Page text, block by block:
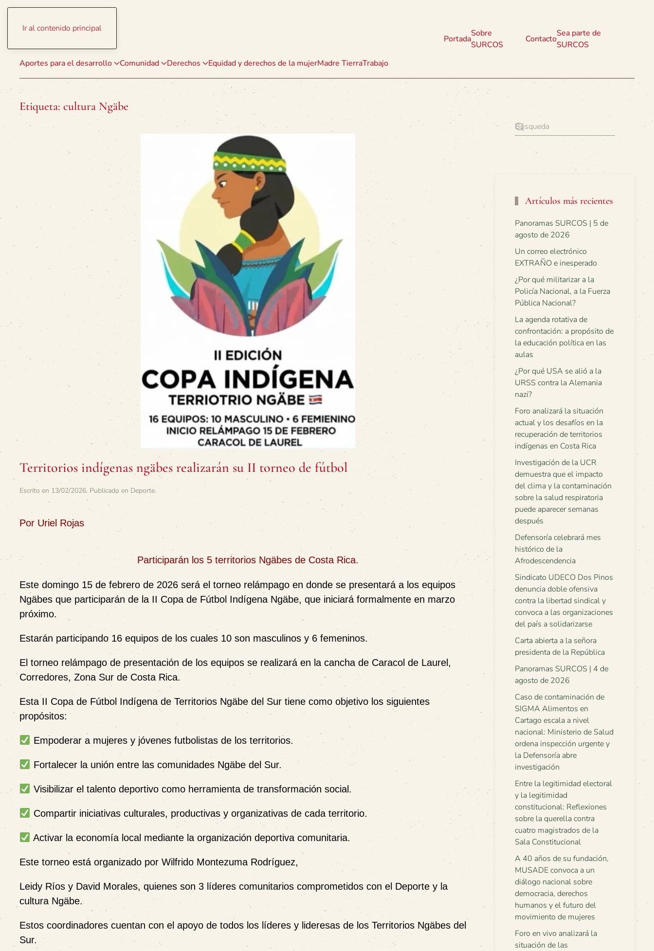
Ir al contenido principal
Aportes para el desarrollo Comunidad Derechos Equidad y derechos de la mujerMadre TierraTrabajo
Portada
Sobre
SURCOS
Contacto
Sea parte de
SURCOS
Etiqueta: cultura Ngäbe
Territorios indígenas ngäbes realizarán su II torneo de fútbol
Escrito en 13/02/2026. Publicado en Deporte.
Por Uriel Rojas
Participarán los 5 territorios Ngäbes de Costa Rica.
Este domingo 15 de febrero de 2026 será el torneo relámpago en donde se presentará a los equipos
Ngäbes que participarán de la II Copa de Fútbol Indígena Ngäbe, que iniciará formalmente en marzo
próximo.
Estarán participando 16 equipos de los cuales 10 son masculinos y 6 femeninos.
El torneo relámpago de presentación de los equipos se realizará en la cancha de Caracol de Laurel,
Corredores, Zona Sur de Costa Rica.
Esta II Copa de Fútbol Indígena de Territorios Ngäbe del Sur tiene como objetivo los siguientes
propósitos:
Empoderar a mujeres y jóvenes futbolistas de los territorios.
Fortalecer la unión entre las comunidades Ngäbe del Sur.
Visibilizar el talento deportivo como herramienta de transformación social.
Compartir iniciativas culturales, productivas y organizativas de cada territorio.
Activar la economía local mediante la organización deportiva comunitaria.
Este torneo está organizado por Wilfrido Montezuma Rodríguez,
Leidy Ríos y David Morales, quienes son 3 líderes comunitarios comprometidos con el Deporte y la
cultura Ngäbe.
Estos coordinadores cuentan con el apoyo de todos los líderes y lideresas de los Territorios Ngäbes del
Sur.
Artículos más recientes
Panoramas SURCOS | 5 de
agosto de 2026
Un correo electrónico
EXTRAÑO e inesperado
¿Por qué militarizar a la
Policía Nacional, a la Fuerza
Pública Nacional?
La agenda rotativa de
confrontación: a propósito de
la educación política en las
aulas
¿Por qué USA se alió a la
URSS contra la Alemania
nazi?
Foro analizará la situación
actual y los desafíos en la
recuperación de territorios
indígenas en Costa Rica
Investigación de la UCR
demuestra que el impacto
del clima y la contaminación
sobre la salud respiratoria
puede aparecer semanas
después
Defensoría celebrará mes
histórico de la
Afrodescendencia
Sindicato UDECO Dos Pinos
denuncia doble ofensiva
contra la libertad sindical y
convoca a las organizaciones
del país a solidarizarse
Carta abierta a la señora
presidenta de la República
Panoramas SURCOS | 4 de
agosto de 2026
Caso de contaminación de
SIGMA Alimentos en
Cartago escala a nivel
nacional: Ministerio de Salud
ordena inspección urgente y
la Defensoría abre
investigación
Entre la legitimidad electoral
y la legitimidad
constitucional: Reflexiones
sobre la querella contra
cuatro magistrados de la
Sala Constitucional
A 40 años de su fundación,
MUSADE convoca a un
diálogo nacional sobre
democracia, derechos
humanos y el futuro del
movimiento de mujeres
Foro en vivo analizará la
situación de las